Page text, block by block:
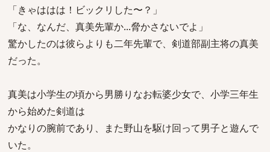
「きゃははは！ビックリした〜？」
「な、なんだ、真美先輩か...脅かさないでよ」
驚かしたのは彼らよりも二年先輩で、剣道部副主将の真美
だった。
真美は小学生の頃から男勝りなお転婆少女で、小学三年生
から始めた剣道は
かなりの腕前であり、また野山を駆け回って男子と遊んで
いた。